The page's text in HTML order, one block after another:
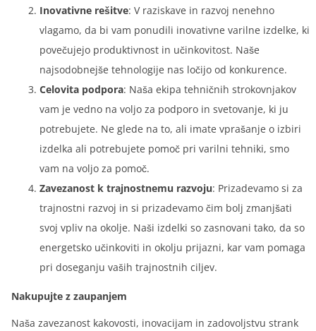
Inovativne rešitve: V raziskave in razvoj nenehno
vlagamo, da bi vam ponudili inovativne varilne izdelke, ki
povečujejo produktivnost in učinkovitost. Naše
najsodobnejše tehnologije nas ločijo od konkurence.
Celovita podpora: Naša ekipa tehničnih strokovnjakov
vam je vedno na voljo za podporo in svetovanje, ki ju
potrebujete. Ne glede na to, ali imate vprašanje o izbiri
izdelka ali potrebujete pomoč pri varilni tehniki, smo
vam na voljo za pomoč.
Zavezanost k trajnostnemu razvoju: Prizadevamo si za
trajnostni razvoj in si prizadevamo čim bolj zmanjšati
svoj vpliv na okolje. Naši izdelki so zasnovani tako, da so
energetsko učinkoviti in okolju prijazni, kar vam pomaga
pri doseganju vaših trajnostnih ciljev.
Nakupujte z zaupanjem
Naša zavezanost kakovosti, inovacijam in zadovoljstvu strank